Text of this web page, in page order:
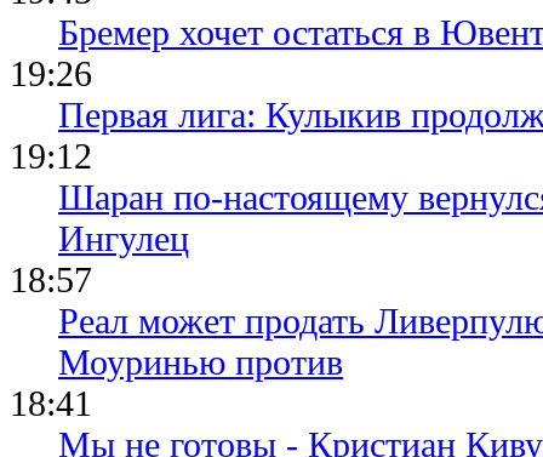
Бремер хочет остаться в
19:26
Первая лига: Кулыкив
19:12
Шаран по-настоящему
Ингулец
18:57
Реал может продать
Моуринью против
18:41
Мы не готовы - Кристиан